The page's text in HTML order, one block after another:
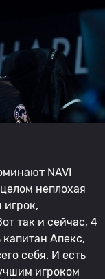
NAVI
неплохая
так и сейчас, 4
Апекс,
себя. И есть
игроком